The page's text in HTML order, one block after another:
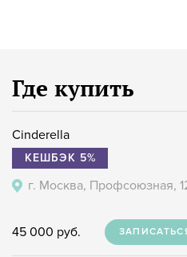
Где купить
Cinderella
КЕШБЭК 5%
г. Москва, Профсоюзная,
45 000 руб.